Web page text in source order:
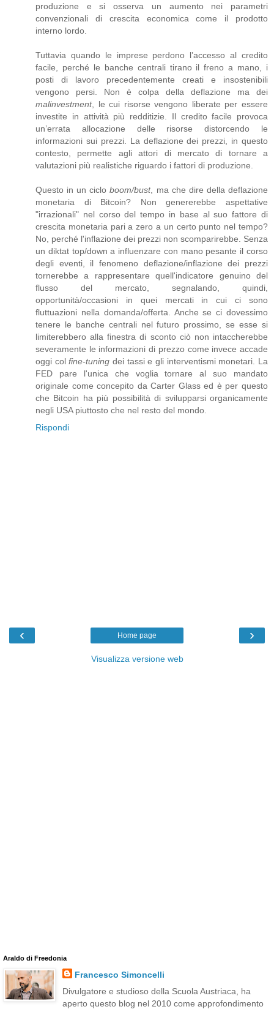
produzione e si osserva un aumento nei parametri
convenzionali di crescita economica come il prodotto
interno lordo.
Tuttavia quando le imprese perdono l’accesso al credito
facile, perché le banche centrali tirano il freno a mano, i
posti di lavoro precedentemente creati e insostenibili
vengono persi. Non è colpa della deflazione ma dei
malinvestment, le cui risorse vengono liberate per essere
investite in attività più redditizie. Il credito facile provoca
un’errata allocazione delle risorse distorcendo le
informazioni sui prezzi. La deflazione dei prezzi, in questo
contesto, permette agli attori di mercato di tornare a
valutazioni più realistiche riguardo i fattori di produzione.
Questo in un cicloboom/bust, ma che dire della deflazione
monetaria di Bitcoin? Non genererebbe aspettative
"irrazionali" nel corso del tempo in base al suo fattore di
crescita monetaria pari a zero a un certo punto nel tempo?
No, perché l'inflazione dei prezzi non scomparirebbe. Senza
un diktat top/down a influenzare con mano pesante il corso
degli eventi, il fenomeno deflazione/inflazione dei prezzi
tornerebbe a rappresentare quell'indicatore genuino del
flusso del mercato, segnalando, quindi,
opportunità/occasioni in quei mercati in cui ci sono
fluttuazioni nella domanda/offerta. Anche se ci dovessimo
tenere le banche centrali nel futuro prossimo, se esse si
limiterebbero alla finestra di sconto ciò non intaccherebbe
severamente le informazioni di prezzo come invece accade
oggi colfine-tuning dei tassi e gli interventismi monetari. La
FED pare l'unica che voglia tornare al suo mandato
originale come concepito da Carter Glass ed è per questo
che Bitcoin ha più possibilità di svilupparsi organicamente
negli USA piuttosto che nel resto del mondo.
Rispondi
‹ ›
Home page
Visualizza versione web
Araldo di Freedonia
Francesco Simoncelli
Divulgatore e studioso della Scuola Austriaca, ha
aperto questo blog nel 2010 come approfondimento